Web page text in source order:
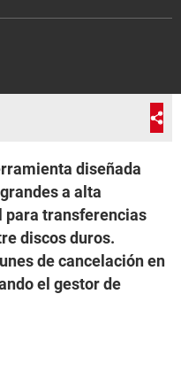
diseñada
a alta
para transferencias
discos duros.
de cancelación en
el gestor de